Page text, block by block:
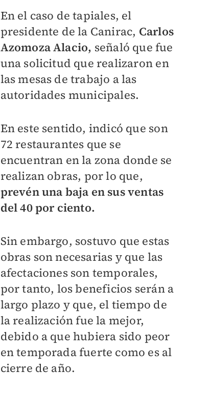
En el caso de tapiales, el
presidente de la Canirac, Carlos
Azomoza Alacio, señaló que fue
una solicitud que realizaron en
las mesas de trabajo a las
autoridades municipales.
En este sentido, indicó que son
72 restaurantes que se
encuentran en la zona donde se
realizan obras, por lo que,
prevén una baja en sus ventas
del 40 por ciento.
Sin embargo, sostuvo que estas
obras son necesarias y que las
afectaciones son temporales,
por tanto, los beneficios serán a
largo plazo y que, el tiempo de
la realización fue la mejor,
debido a que hubiera sido peor
en temporada fuerte como es al
cierre de año.